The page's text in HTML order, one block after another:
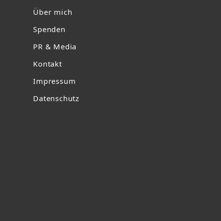
Über mich
Spenden
PR & Media
Kontakt
Impressum
Datenschutz